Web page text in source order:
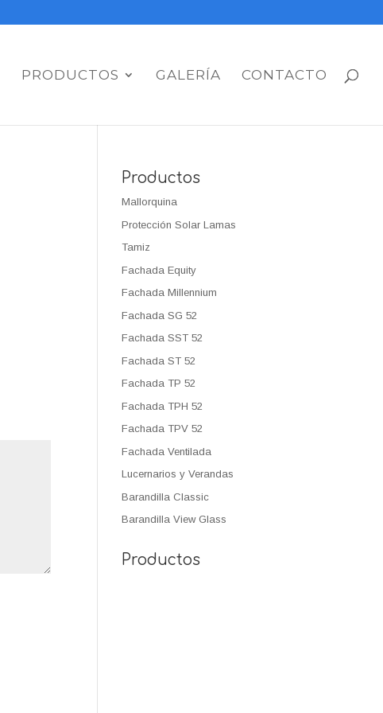
PRODUCTOS GALERÍA CONTACTO
Productos
Mallorquina
Protección Solar Lamas
Tamiz
Fachada Equity
Fachada Millennium
Fachada SG 52
Fachada SST 52
Fachada ST 52
Fachada TP 52
Fachada TPH 52
Fachada TPV 52
Fachada Ventilada
Lucernarios y Verandas
Barandilla Classic
Barandilla View Glass
Productos